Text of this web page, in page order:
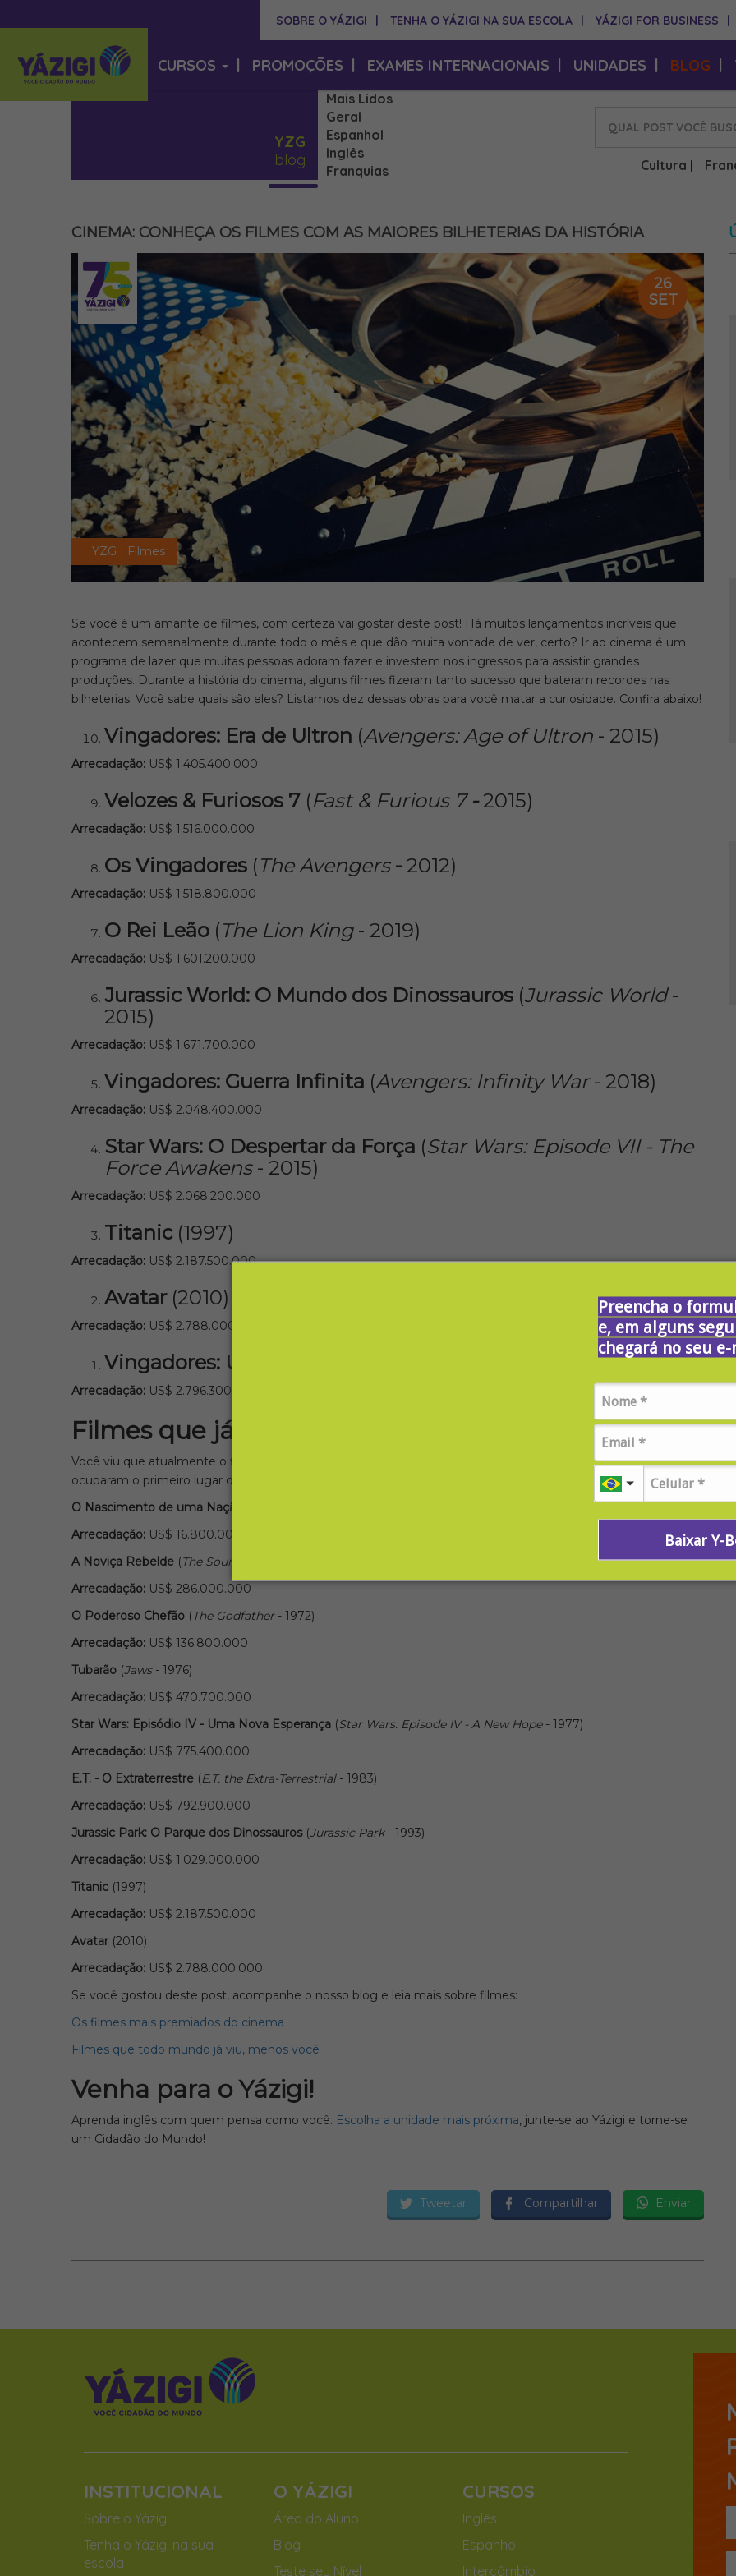
Preencha o
e, em alguns
chegará no seu
Baixar Y-
SOBRE O YÁZIGI TENHA O YÁZIGI NA SUA ESCOLA YÁZIGI FOR BUSINESS
CURSOS PROMOÇÕES EXAMES INTERNACIONAIS UNIDADES BLOG
YZG
blog
Mais Lidos
Geral
Espanhol
Inglês
Franquias
Cultura
CINEMA: CONHEÇA OS FILMES COM AS MAIORES BILHETERIAS DA HISTÓRIA
YZG | Filmes
26
SET
Se você é um amante de filmes, com certeza vai gostar deste post! Há muitos lançamentos incríveis que
acontecem semanalmente durante todo o mês e que dão muita vontade de ver, certo? Ir ao cinema é um
programa de lazer que muitas pessoas adoram fazer e investem nos ingressos para assistir grandes
produções. Durante a história do cinema, alguns filmes fizeram tanto sucesso que bateram recordes nas
bilheterias. Você sabe quais são eles? Listamos dez dessas obras para você matar a curiosidade. Confira abaixo!
Vingadores: Era de Ultron (Avengers: Age of Ultron - 2015)
Arrecadação: US$ 1.405.400.000
Velozes & Furiosos 7 (Fast & Furious 7 -2015)
Arrecadação: US$ 1.516.000.000
Os Vingadores (The Avengers- 2012)
Arrecadação: US$ 1.518.800.000
O Rei Leão (The Lion King- 2019)
Arrecadação: US$ 1.601.200.000
Jurassic World: O Mundo dos Dinossauros (Jurassic World-
2015)
Arrecadação: US$ 1.671.700.000
Vingadores: Guerra Infinita (Avengers: Infinity War- 2018)
Arrecadação: US$ 2.048.400.000
Star Wars: O Despertar da Força (Star Wars: Episode VII - The
Force Awakens - 2015)
Arrecadação: US$ 2.068.200.000
Titanic (1997)
Arrecadação: US$ 2.187.500.000
Avatar(2010)
Arrecadação: US$ 2.788.000.000
Vingadores: Ultimato
Arrecadação: US$ 2.796.300.000
Filmes que já ocuparam o topo da lista
Você viu que atualmente o filme ‘Vingadores: Ultimato’ ocupa o primeiro lugar da lista, mas quais produções já
ocuparam o primeiro lugar da lista de filmes com a maior bilheteria? Confira os títulos:
O Nascimento de uma Nação
Arrecadação: US$ 16.800.000
A Noviça Rebelde (The Sound of Music
Arrecadação: US$ 286.000.000
O Poderoso Chefão (The Godfather - 1972)
Arrecadação: US$ 136.800.000
Tubarão (Jaws- 1976)
Arrecadação: US$ 470.700.000
Star Wars: Episódio IV - Uma Nova Esperança (Star Wars: Episode IV - A New Hope- 1977)
Arrecadação: US$ 775.400.000
E.T. - O Extraterrestre (E.T. the Extra-Terrestrial - 1983)
Arrecadação: US$ 792.900.000
Jurassic Park: O Parque dos Dinossauros(Jurassic Park- 1993)
Arrecadação: US$ 1.029.000.000
Titanic (1997)
Arrecadação: US$ 2.187.500.000
Avatar (2010)
Arrecadação: US$ 2.788.000.000
Se você gostou deste post, acompanhe o nosso blog e leia mais sobre filmes:
Os filmes mais premiados do cinema
Filmes que todo mundo já viu, menos você
Venha para o Yázigi!
Aprenda inglês com quem pensa como você. Escolha a unidade mais próxima, junte-se ao Yázigi e torne-se
um Cidadão do Mundo!
Tweetar Compartilhar Enviar
INSTITUCIONAL
Sobre o Yázigi
Tenha o Yázigi na sua
escola
O YÁZIGI
Área do Aluno
Blog
Teste seu Nível
CURSOS
Inglês
Espanhol
Intercâmbio